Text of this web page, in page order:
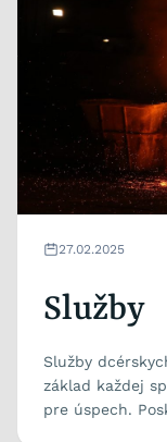
27.02.2025
Služby
Služby
základ každej
pre úspech.